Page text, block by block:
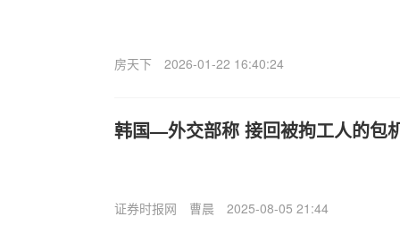
房天下 2026-01-22 16:40:24
韩国—外交部称 接回被拘工人的包
证券时报网 曹晨 2025-08-05 21:44